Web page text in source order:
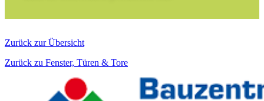
Zurück zur Übersicht
Zurück zu Fenster, Türen & Tore